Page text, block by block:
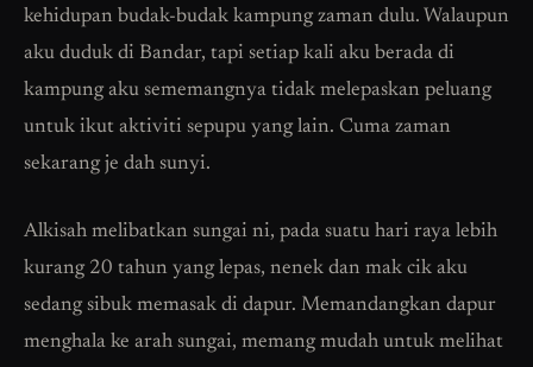
kehidupan budak-budak kampung zaman dulu. Walaupun
aku duduk di Bandar, tapi setiap kali aku berada di
kampung aku sememangnya tidak melepaskan peluang
untuk ikut aktiviti sepupu yang lain. Cuma zaman
sekarang je dah sunyi.
Alkisah melibatkan sungai ni, pada suatu hari raya lebih
kurang 20 tahun yang lepas, nenek dan mak cik aku
sedang sibuk memasak di dapur. Memandangkan dapur
menghala ke arah sungai, memang mudah untuk melihat